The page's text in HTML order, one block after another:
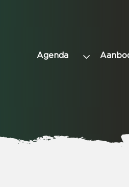
Agenda